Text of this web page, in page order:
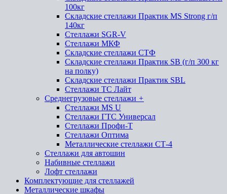
100кг
Складские стеллажи Практик MS Strong г/п
140кг
Стеллажи SGR-V
Стеллажи МКФ
Складские стеллажи СТФ
Складские стеллажи Практик SB (г/п 300 кг
на полку)
Складские стеллажи Практик SBL
Стеллажи ТС Лайт
Среднегрузовые стеллажи +
Стеллажи MS U
Стеллажи ГТС Универсал
Стеллажи Профи-Т
Стеллажи Оптима
Металлические стеллажи СТ-4
Стеллажи для автошин
Набивные стеллажи
Лофт стеллажи
Комплектующие для стеллажей
Металлические шкафы